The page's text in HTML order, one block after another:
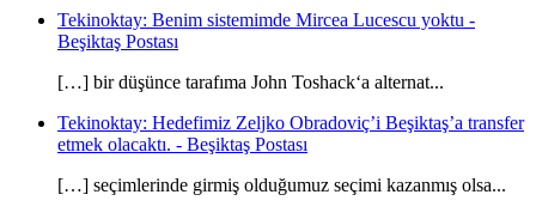
Tekinoktay: Benim sistemimde Mircea Lucescu yoktu -
Beşiktaş Postası
[…] bir düşünce tarafıma John Toshack‘a alternat...
Tekinoktay: Hedefimiz Zeljko Obradoviç’i Beşiktaş’a transfer
etmek olacaktı. - Beşiktaş Postası
[…] seçimlerinde girmiş olduğumuz seçimi kazanmış olsa...